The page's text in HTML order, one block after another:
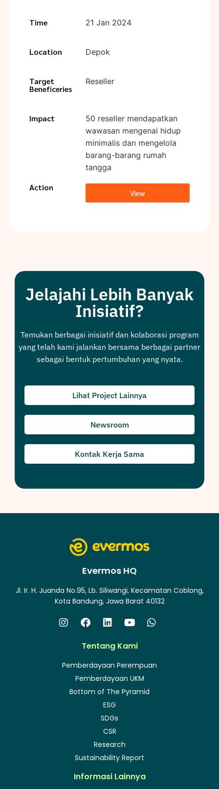
Time 21 Jan 2024
Location Depok
Target
Beneficeries
Reseller
Impact
50 reseller mendapatkan
wawasan mengenai hidup
minimalis dan mengelola
barang-barang rumah
tangga
Action
View
Jelajahi Lebih Banyak
Inisiatif?
Temukan berbagai inisiatif dan kolaborasi program
yang telah kami jalankan bersama berbagai partner
sebagai bentuk pertumbuhan yang nyata.
Lihat Project Lainnya
Newsroom
Kontak Kerja Sama
Evermos HQ
Jl. Ir. H. Juanda No.95, Lb. Siliwangi, Kecamatan Coblong,
Kota Bandung, Jawa Barat 40132
Tentang Kami
Pemberdayaan Perempuan
Pemberdayaan UKM
Bottom of The Pyramid
ESG
SDGs
CSR
Research
Sustainability Report
Informasi Lainnya